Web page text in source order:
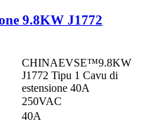
9.8KW J1772
CHINAEVSE™️9.8KW
J1772 Tipu 1 Cavu di
estensione 40A
250VAC
40A